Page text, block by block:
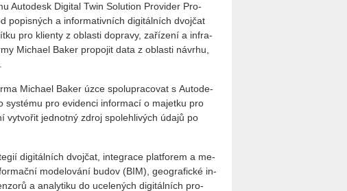
Au­to­de­sk Di­gi­tal Twin So­lu­ti­on Pro­vi­der Pro­
po­pis­ných a in­for­ma­tiv­ních di­gi­tál­ních dvoj­čat
pro kli­en­ty z ob­las­ti do­pra­vy, za­ří­ze­ní a in­fra­
Mi­cha­el Baker pro­po­jit data z ob­las­ti ná­vr­hu,
Mi­cha­el Baker úzce spo­lu­pra­co­vat s Au­to­de­
sys­té­mu pro evi­den­ci in­for­ma­cí o ma­jet­ku pro
vy­tvo­řit jed­not­ný zdroj spo­leh­li­vých údajů po
di­gi­tál­ních dvoj­čat, in­te­gra­ce plat­fo­rem a me­
mo­de­lo­vá­ní budov (BIM), ge­o­gra­fic­ké in­
a ana­ly­ti­ku do uce­le­ných di­gi­tál­ních pro­